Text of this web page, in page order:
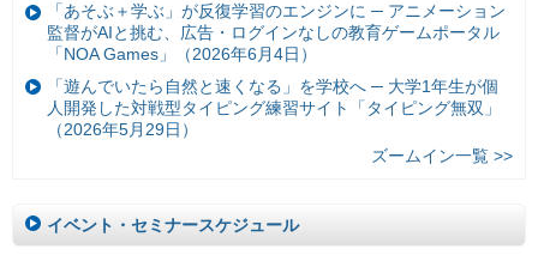
「あそぶ＋学ぶ」が反復学習のエンジンに ─ アニメーション
監督がAIと挑む、広告・ログインなしの教育ゲームポータル
「NOA Games」（2026年6月4日）
「遊んでいたら自然と速くなる」を学校へ ─ 大学1年生が個
人開発した対戦型タイピング練習サイト「タイピング無双」
（2026年5月29日）
ズームイン一覧 >>
イベント・セミナースケジュール